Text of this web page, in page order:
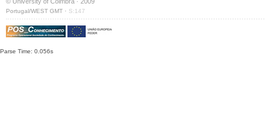
Portugal/WEST GMT · S:147
Parse Time: 0.056s